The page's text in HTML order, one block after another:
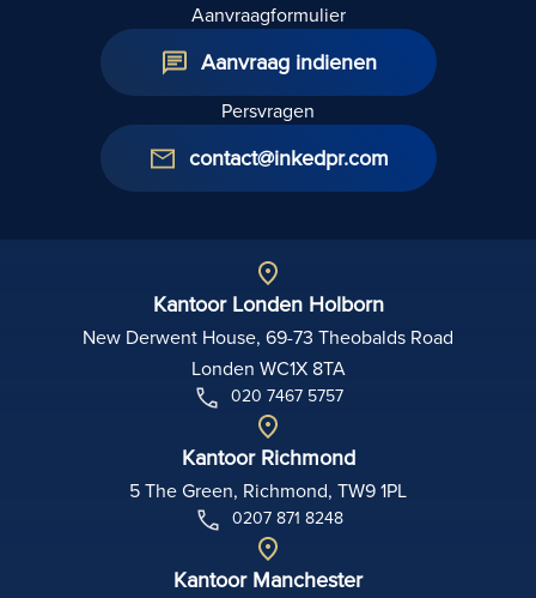
Aanvraagformulier
Aanvraag indienen
Persvragen
contact@inkedpr.com
Kantoor Londen Holborn
New Derwent House, 69-73 Theobalds Road
Londen WC1X 8TA
020 7467 5757
Kantoor Richmond
5 The Green, Richmond, TW9 1PL
0207 871 8248
Kantoor Manchester